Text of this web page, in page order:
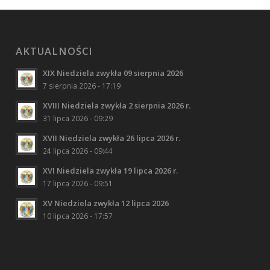
AKTUALNOŚCI
XIX Niedziela zwykła 09 sierpnia 2026
7 sierpnia 2026 - 17:19
XVIII Niedziela zwykła 2 sierpnia 2026 r.
31 lipca 2026 - 09:29
XVII Niedziela zwykła 26 lipca 2026 r.
24 lipca 2026 - 09:44
XVI Niedziela zwykła 19 lipca 2026 r.
17 lipca 2026 - 09:51
XV Niedziela zwykła 12 lipca 2026
10 lipca 2026 - 17:57